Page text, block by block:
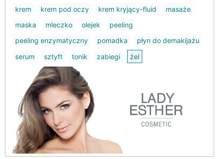
krem
krem pod oczy krem kryjący-fluid
masaże
maska
mleczko olejek
peeling
peeling enzymatyczny
pomadka
płyn do demakijażu
serum
sztyft tonik zabiegi żel